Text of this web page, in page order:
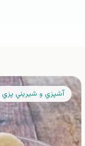
آشپزي و شيريني پزي